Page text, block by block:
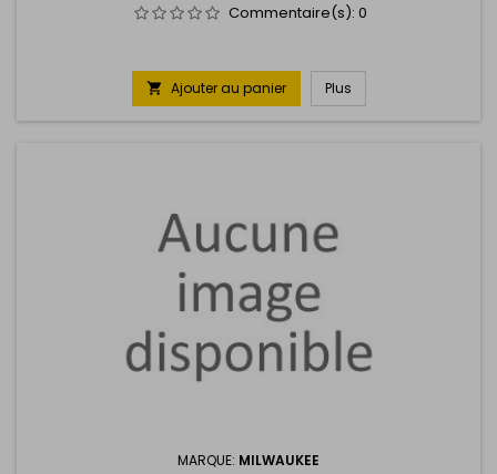
Commentaire(s): 0
 Ajouter au panier Plus
MARQUE: MILWAUKEE